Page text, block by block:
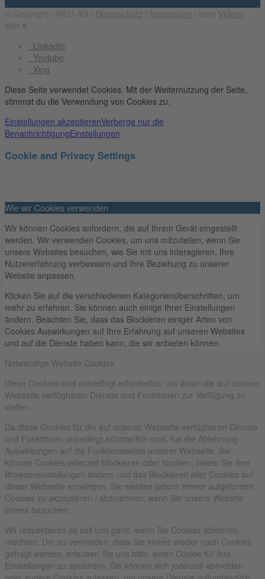
Datenschutz Impressum
Videmi
LinkedIn
Youtube
Xing
Diese Seite verwendet Cookies. Mit der Weiternutzung der Seite,
stimmst du die Verwendung von Cookies zu.
Einstellungen akzeptierenVerberge nur die
BenachrichtigungEinstellungen
Cookie and Privacy Settings
Wie wir Cookies verwenden
Wir können Cookies anfordern, die auf Ihrem Gerät eingestellt
werden. Wir verwenden Cookies, um uns mitzuteilen, wenn Sie
unsere Websites besuchen, wie Sie mit uns interagieren, Ihre
Nutzererfahrung verbessern und Ihre Beziehung zu unserer
Website anpassen.
Klicken Sie auf die verschiedenen Kategorienüberschriften, um
mehr zu erfahren. Sie können auch einige Ihrer Einstellungen
ändern. Beachten Sie, dass das Blockieren einiger Arten von
Cookies Auswirkungen auf Ihre Erfahrung auf unseren Websites
und auf die Dienste haben kann, die wir anbieten können.
Notwendige Website Cookies
Diese Cookies sind unbedingt erforderlich, um Ihnen die auf unserer
Webseite verfügbaren Dienste und Funktionen zur Verfügung zu
stellen.
Da diese Cookies für die auf unserer Webseite verfügbaren Dienste
und Funktionen unbedingt erforderlich sind, hat die Ablehnung
Auswirkungen auf die Funktionsweise unserer Webseite. Sie
können Cookies jederzeit blockieren oder löschen, indem Sie Ihre
Browsereinstellungen ändern und das Blockieren aller Cookies auf
dieser Webseite erzwingen. Sie werden jedoch immer aufgefordert,
Cookies zu akzeptieren / abzulehnen, wenn Sie unsere Website
erneut besuchen.
Wir respektieren es voll und ganz, wenn Sie Cookies ablehnen
möchten. Um zu vermeiden, dass Sie immer wieder nach Cookies
gefragt werden, erlauben Sie uns bitte, einen Cookie für Ihre
Einstellungen zu speichern. Sie können sich jederzeit abmelden